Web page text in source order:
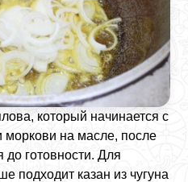
который начинается с
моркови на масле, после
до готовности. Для
подходит казан из чугуна